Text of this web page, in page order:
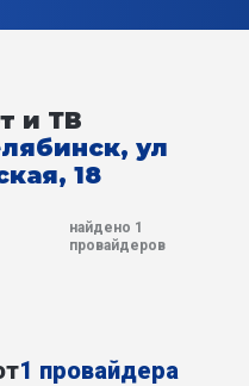
и ТВ
ул
18
найдено 1
провайдеров
1 провайдера